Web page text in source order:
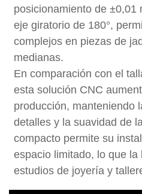
posicionamiento de ±0,01
eje giratorio de 180°,
complejos en piezas de
medianas.
En comparación con el
esta solución CNC
producción, manteniendo
detalles y la suavidad de
compacto permite su
espacio limitado, lo que la
estudios de joyería y